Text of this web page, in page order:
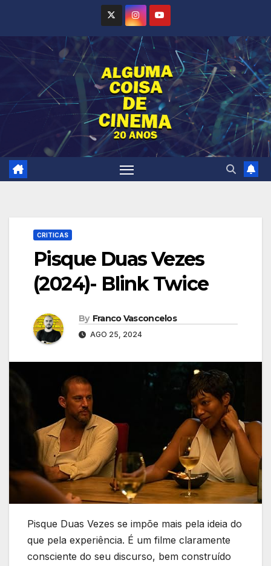
CRITICAS
Pisque Duas Vezes
(2024)- Blink Twice
By Franco Vasconcelos
AGO 25, 2024
Pisque Duas Vezes se impõe mais pela ideia do
que pela experiência. É um filme claramente
consciente do seu discurso, bem construído